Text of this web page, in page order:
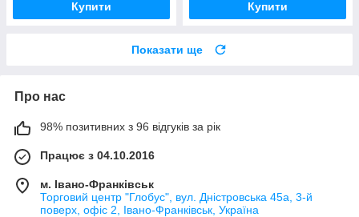
Купити Купити
Показати ще
Про нас
98% позитивних з 96 відгуків за рік
Працює з 04.10.2016
м. Івано-Франківськ
Торговий центр "Глобус", вул. Дністровська 45а, 3-й
поверх, офіс 2, Івано-Франківськ, Україна